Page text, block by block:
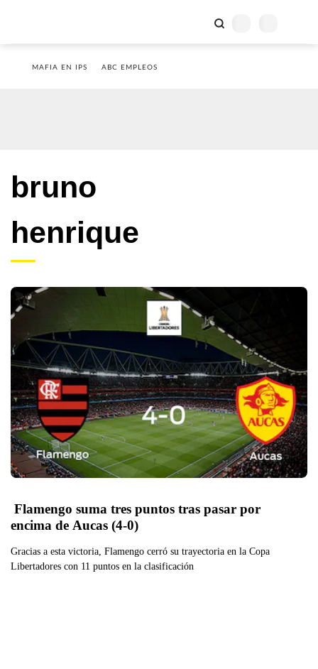
MAFIA EN IPS ABC EMPLEOS
bruno
henrique
Flamengo suma tres puntos tras pasar por
encima de Aucas (4-0)
Gracias a esta victoria, Flamengo cerró su trayectoria en la Copa
Libertadores con 11 puntos en la clasificación